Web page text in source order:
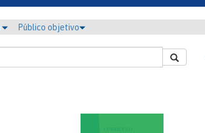
Público objetivo